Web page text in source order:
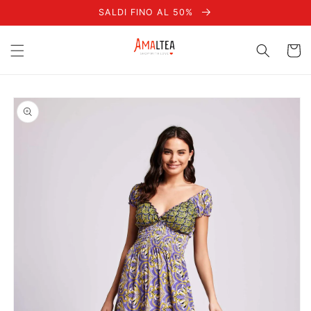
ai contenuti
SALDI FINO AL 50%
Carrello
Passa alle
informazioni
sul prodotto